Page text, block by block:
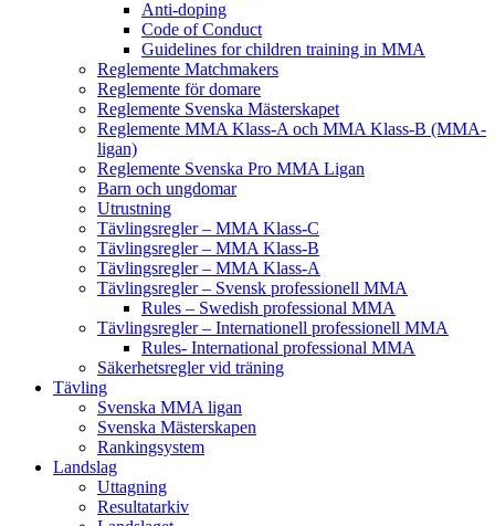
Anti-doping
Code of Conduct
Guidelines for children training in MMA
Reglemente Matchmakers
Reglemente för domare
Reglemente Svenska Mästerskapet
Reglemente MMA Klass-A och MMA Klass-B (MMA-
ligan)
Reglemente Svenska Pro MMA Ligan
Barn och ungdomar
Utrustning
Tävlingsregler – MMA Klass-C
Tävlingsregler – MMA Klass-B
Tävlingsregler – MMA Klass-A
Tävlingsregler – Svensk professionell MMA
Rules – Swedish professional MMA
Tävlingsregler – Internationell professionell MMA
Rules- International professional MMA
Säkerhetsregler vid träning
Tävling
Svenska MMA ligan
Svenska Mästerskapen
Rankingsystem
Landslag
Uttagning
Resultatarkiv